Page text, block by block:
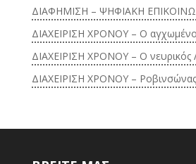
ΔΙΑΦΗΜΙΣΗ – ΨΗΦΙΑΚΗ
ΔΙΑΧΕΙΡΙΣΗ ΧΡΟΝΟΥ – Ο
ΔΙΑΧΕΙΡΙΣΗ ΧΡΟΝΟΥ – Ο νευρικός
ΔΙΑΧΕΙΡΙΣΗ ΧΡΟΝΟΥ –